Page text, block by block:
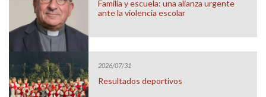
Familia y escuela: una alianza urgente
ante la violencia escolar
2026/07/31
Resultados deportivos